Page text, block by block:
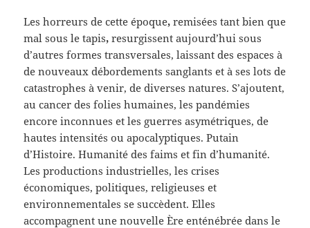
Les horreurs de cette époque, remisées tant bien que
mal sous le tapis, resurgissent aujourd’hui sous
d’autres formes transversales, laissant des espaces à
de nouveaux débordements sanglants et à ses lots de
catastrophes à venir, de diverses natures. S’ajoutent,
au cancer des folies humaines, les pandémies
encore inconnues et les guerres asymétriques, de
hautes intensités ou apocalyptiques. Putain
d’Histoire. Humanité des faims et fin d’humanité.
Les productions industrielles, les crises
économiques, politiques, religieuses et
environnementales se succèdent. Elles
accompagnent une nouvelle Ère enténébrée dans le